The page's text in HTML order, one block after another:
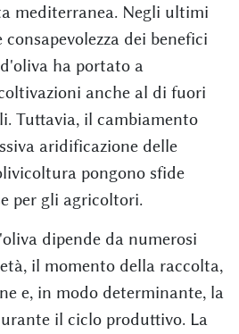
mediterranea. Negli ultimi
dei benefici
ha portato a
anche al di fuori
Tuttavia, il cambiamento
aridificazione delle
pongono sfide
per gli agricoltori.
dipende da numerosi
il momento della raccolta,
e, in modo determinante, la
il ciclo produttivo. La